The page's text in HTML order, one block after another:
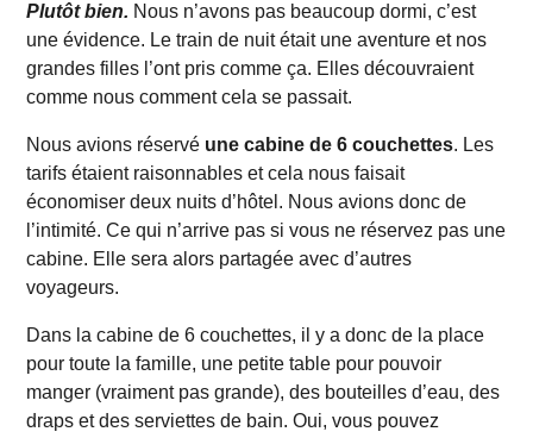
Plutôt bien. Nous n’avons pas beaucoup dormi, c’est
une évidence. Le train de nuit était une aventure et nos
grandes filles l’ont pris comme ça. Elles découvraient
comme nous comment cela se passait.
Nous avions réservé une cabine de 6 couchettes. Les
tarifs étaient raisonnables et cela nous faisait
économiser deux nuits d’hôtel. Nous avions donc de
l’intimité. Ce qui n’arrive pas si vous ne réservez pas une
cabine. Elle sera alors partagée avec d’autres
voyageurs.
Dans la cabine de 6 couchettes, il y a donc de la place
pour toute la famille, une petite table pour pouvoir
manger (vraiment pas grande), des bouteilles d’eau, des
draps et des serviettes de bain. Oui, vous pouvez